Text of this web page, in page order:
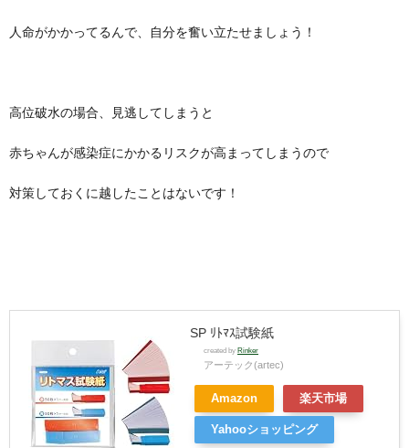
人命がかかってるんで、自分を奮い立たせましょう！
高位破水の場合、見逃してしまうと
赤ちゃんが感染症にかかるリスクが高まってしまうので
対策しておくに越したことはないです！
SP ﾘﾄﾏｽ試験紙
created byRinker
アーテック(artec)
Amazon 楽天市場
Yahooショッピング